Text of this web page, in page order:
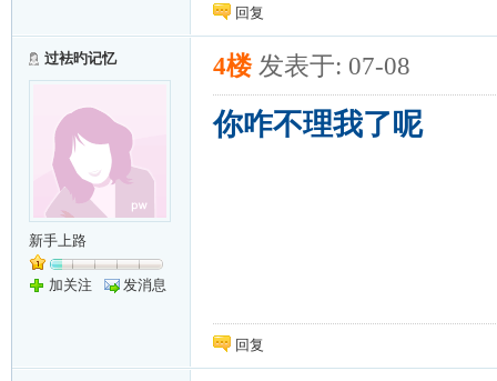
回复
过袪旳记忆
新手上路
加关注 发消息
4楼 发表于: 07-08
你咋不理我了呢
回复